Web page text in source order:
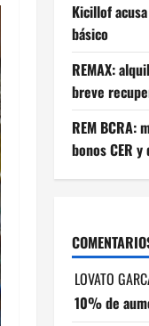
Kicillof
básico
REMAX:
breve
REM BCRA:
bonos CER y
LOVATO
10% de